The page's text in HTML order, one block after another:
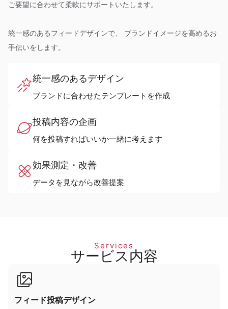
ご要望に合わせて柔軟にサポートいたします。
統一感のあるフィードデザインで、 ブランドイメージを高めるお
手伝いをします。
統一感のあるデザイン
ブランドに合わせたテンプレートを作成
投稿内容の企画
何を投稿すればいいか一緒に考えます
効果測定・改善
データを見ながら改善提案
Services
サービス内容
フィード投稿デザイン